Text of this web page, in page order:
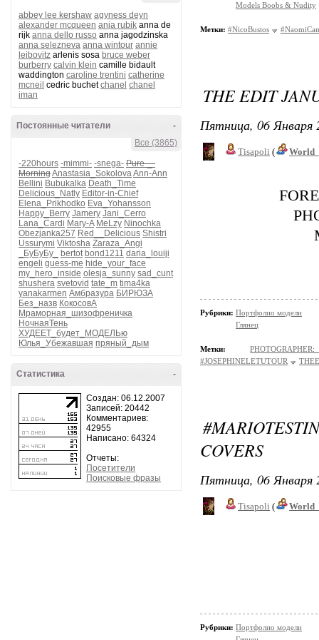
abbey lee kershaw agyness deyn
alexander mcqueen anja rubik anna de
rijk anna dello russo anna jagodzinska
anna selezneva anna wintour annie
leibovitz arlenis sosa bruce weber
burberry calvin klein camille bidault
waddington caroline trentini catherine
mcneil cedric buchetchanel chanel
iman
-
Постоянные читатели
Все (3865)
-220hours -mimmi- -snega- Pure-_-
MorningAnastasia_SokolovaAnn-Ann
Bellini Bubukalka Death_Time
Delicious_Natly Editor-in-Chief
Elena_Prikhodko Eva_Yohansson
Happy_Berry Jamery Jani_Cerro
Lana_Cardi Mary-A MeLzy Ninochka
Obezjanka257 Red__Delicious Shistri
Ussurymi Viktosha Zaraza_Angi
_БуБуБу_
bertot bond1211 daria_louiji
engeli guess-me hide_your_face
my_hero_inside olesja_sunny sad_cunt
shushera svetovid tate_m tima4ka
yanakarmen Амбразура БИРЮЗА
Без_назв КокосовА
Мраморная_шизофреничка
НочнаяТень
ХУДЕЕТ_будет_МОДЕЛЬю
Юлья_Убежавшая пряный_дым
-
Статистика
Создан: 06.12.2007
Записей: 20442
Комментариев:
42955
Написано: 64324
Отчеты:
Посетители
Поисковые фразы
Models Boobs & Nudity
Метки: #NicoBustos
THE EDIT
Пятница, 06 Января
Tisapoli (
Рубрики: Портфолио модели
Глянец
Метки:
#JOSEPHINELETUTOUR
COVERS
Пятница, 06 Января
Tisapoli (
Рубрики: Портфолио модели